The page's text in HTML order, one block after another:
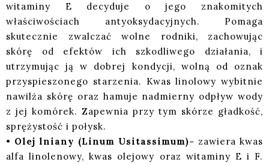
witaminy E decyduje o jego znakomitych
właściwościach antyoksydacyjnych. Pomaga
skutecznie zwalczać wolne rodniki, zachowując
skórę od efektów ich szkodliwego działania, i
utrzymując ją w dobrej kondycji, wolną od oznak
przyspieszonego starzenia. Kwas linolowy wybitnie
nawilża skórę oraz hamuje nadmierny odpływ wody
z jej komórek. Zapewnia przy tym skórze gładkość,
sprężystość i połysk.
• Olej lniany (Linum Usitassimum)- zawiera kwas
alfa linolenowy, kwas olejowy oraz witaminy E i F.